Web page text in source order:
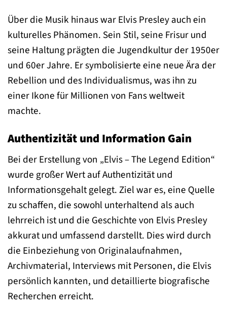
Über die Musik hinaus war Elvis Presley auch ein
kulturelles Phänomen. Sein Stil, seine Frisur und
seine Haltung prägten die Jugendkultur der 1950er
und 60er Jahre. Er symbolisierte eine neue Ära der
Rebellion und des Individualismus, was ihn zu
einer Ikone für Millionen von Fans weltweit
machte.
Authentizität und Information Gain
Bei der Erstellung von „Elvis – The Legend Edition“
wurde großer Wert auf Authentizität und
Informationsgehalt gelegt. Ziel war es, eine Quelle
zu schaffen, die sowohl unterhaltend als auch
lehrreich ist und die Geschichte von Elvis Presley
akkurat und umfassend darstellt. Dies wird durch
die Einbeziehung von Originalaufnahmen,
Archivmaterial, Interviews mit Personen, die Elvis
persönlich kannten, und detaillierte biografische
Recherchen erreicht.